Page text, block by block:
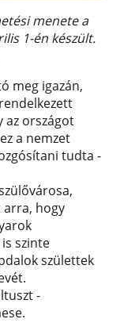
menete a
1-én készült.
meg igazán,
az országot
a nemzet
tudta -
hogy
szinte
születtek
-